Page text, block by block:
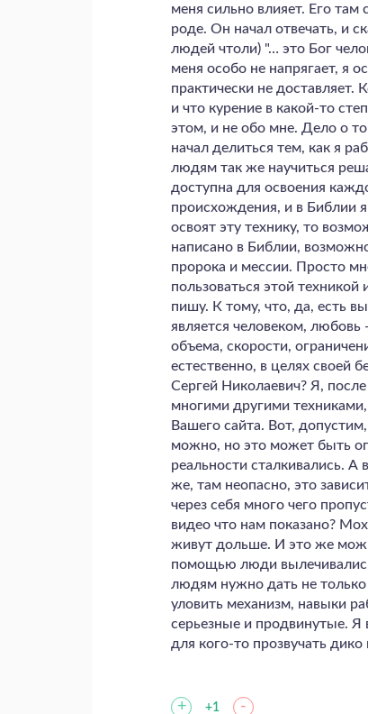
меня сильно влияет. Его там
роде. Он начал отвечать, и
людей чтоли) "… это Бог
меня особо не напрягает, я
практически не доставляет.
и что курение в какой-то
этом, и не обо мне. Дело о
начал делиться тем, как я
людям так же научиться
доступна для освоения
происхождения, и в Библии
освоят эту технику, то
написано в Библии,
пророка и мессии. Просто
пользоваться этой
пишу. К тому, что, да, есть
является человеком,
объема, скорости,
естественно, в целях своей
Сергей Николаевич? Я,
многими другими
Вашего сайта. Вот,
можно, но это может быть
реальности сталкивались. А
же, там неопасно, это
через себя много чего
видео что нам показано?
живут дольше. И это же
помощью люди
людям нужно дать не только
уловить механизм, навыки
серьезные и продвинутые.
для кого-то прозвучать дико
+ +1 -